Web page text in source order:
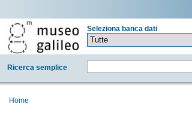
Seleziona banca dati
Ricerca semplice
Home